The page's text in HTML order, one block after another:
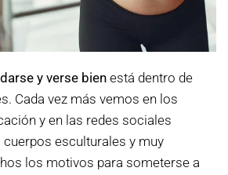
y verse bien está dentro de
Cada vez más vemos en los
y en las redes sociales
esculturales y muy
los motivos para someterse a